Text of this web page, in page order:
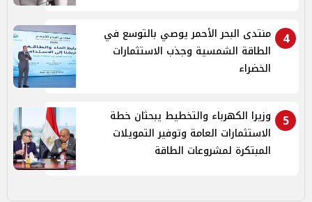
4
منتدى البحر الأحمر يوصي بالتوسع في
الطاقة الشمسية وجذب الاستثمارات
الخضراء
5
وزيرا الكهرباء والتخطيط يبحثان خطة
الاستثمارات العامة وتوفير التمويلات
المبتكرة لمشروعات الطاقة